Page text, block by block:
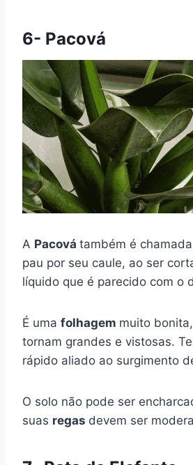
6- Pacová
A Pacová também é
pau por seu caule, ao ser
líquido que é parecido com o
É uma folhagem muito
tornam grandes e vistosas.
rápido aliado ao surgimento
O solo não pode ser
suas regas devem ser